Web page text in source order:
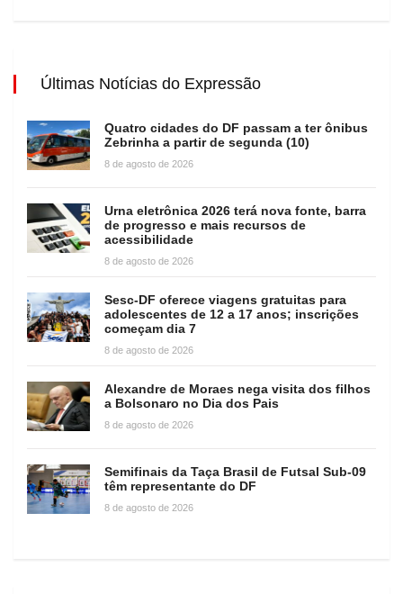
Últimas Notícias do Expressão
Quatro cidades do DF passam a ter ônibus
Zebrinha a partir de segunda (10)
8 de agosto de 2026
Urna eletrônica 2026 terá nova fonte, barra
de progresso e mais recursos de
acessibilidade
8 de agosto de 2026
Sesc-DF oferece viagens gratuitas para
adolescentes de 12 a 17 anos; inscrições
começam dia 7
8 de agosto de 2026
Alexandre de Moraes nega visita dos filhos
a Bolsonaro no Dia dos Pais
8 de agosto de 2026
Semifinais da Taça Brasil de Futsal Sub-09
têm representante do DF
8 de agosto de 2026